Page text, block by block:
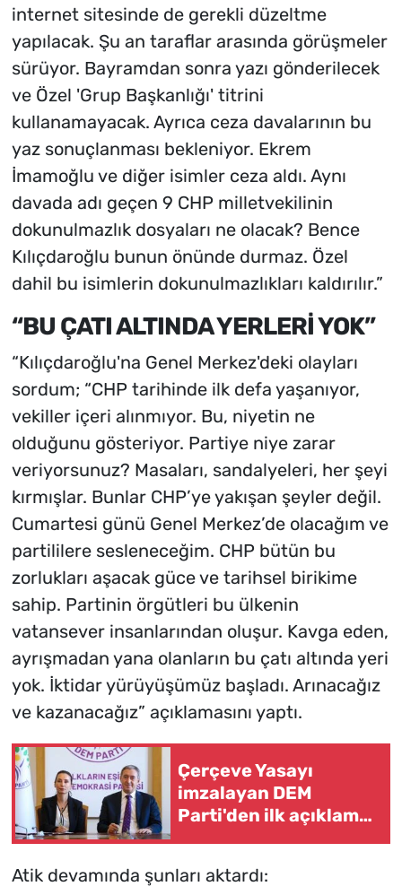
internet sitesinde de gerekli düzeltme
yapılacak. Şu an taraflar arasında görüşmeler
sürüyor. Bayramdan sonra yazı gönderilecek
ve Özel 'Grup Başkanlığı' titrini
kullanamayacak. Ayrıca ceza davalarının bu
yaz sonuçlanması bekleniyor. Ekrem
İmamoğlu ve diğer isimler ceza aldı. Aynı
davada adı geçen 9 CHP milletvekilinin
dokunulmazlık dosyaları ne olacak? Bence
Kılıçdaroğlu bunun önünde durmaz. Özel
dahil bu isimlerin dokunulmazlıkları kaldırılır.”
“BU ÇATI ALTINDA YERLERİ YOK”
“Kılıçdaroğlu'na Genel Merkez'deki olayları
sordum; “CHP tarihinde ilk defa yaşanıyor,
vekiller içeri alınmıyor. Bu, niyetin ne
olduğunu gösteriyor. Partiye niye zarar
veriyorsunuz? Masaları, sandalyeleri, her şeyi
kırmışlar. Bunlar CHP’ye yakışan şeyler değil.
Cumartesi günü Genel Merkez’de olacağım ve
partililere sesleneceğim. CHP bütün bu
zorlukları aşacak güce ve tarihsel birikime
sahip. Partinin örgütleri bu ülkenin
vatansever insanlarından oluşur. Kavga eden,
ayrışmadan yana olanların bu çatı altında yeri
yok. İktidar yürüyüşümüz başladı. Arınacağız
ve kazanacağız” açıklamasını yaptı.
Çerçeve Yasayı
imzalayan DEM
Parti'den ilk açıklama:
Atik devamında şunları aktardı: